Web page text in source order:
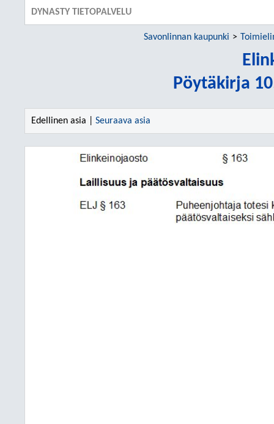
DYNASTY TIETOPALVELU
Savonlinnan kaupunki
Pöytäkirja
Edellinen asia | Seuraava asia